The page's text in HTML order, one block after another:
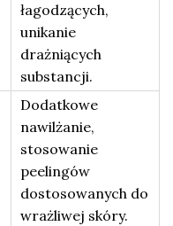
łagodzących,
unikanie
drażniących
substancji.
Dodatkowe
nawilżanie,
stosowanie
peelingów
dostosowanych do
wrażliwej skóry.